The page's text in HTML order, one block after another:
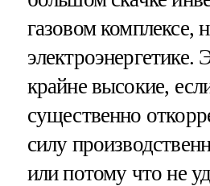
газовом комплексе,
электроэнергетике.
крайне высокие,
существенно
силу
или потому что не